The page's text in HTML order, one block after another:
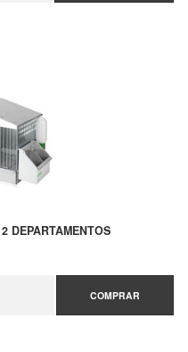
DEPARTAMENTOS
COMPRAR